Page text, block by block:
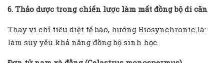
6. Thảo dược trong chiến lược làm mất đồng bộ di căn
Thay vì chỉ tiêu diệt tế bào, hướng Biosynchronic là:
làm suy yếu khả năng đồng bộ sinh học.